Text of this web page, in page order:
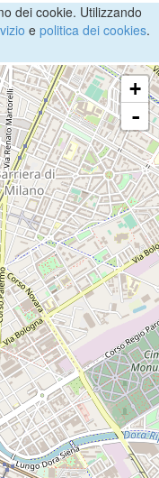
dei cookie. Utilizzando
e politica dei cookies.
+
-